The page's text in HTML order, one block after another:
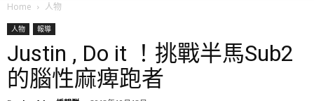
Home 人物
人物 報導
Justin , Do it ！挑戰半馬Sub2
的腦性麻痺跑者